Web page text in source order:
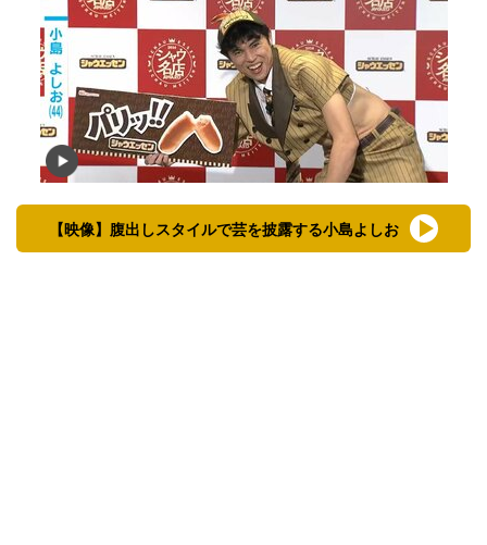
【映像】腹出しスタイルで芸を披露する小島よしお